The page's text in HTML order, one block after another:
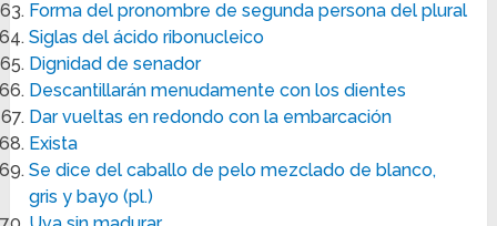
Forma del pronombre de segunda persona del plural
Siglas del ácido ribonucleico
Dignidad de senador
Descantillarán menudamente con los dientes
Dar vueltas en redondo con la embarcación
Exista
Se dice del caballo de pelo mezclado de blanco,
gris y bayo (pl.)